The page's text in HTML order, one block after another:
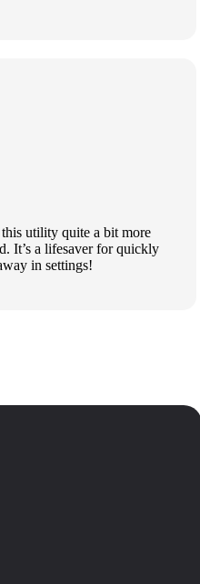
utility quite a bit more
It’s a lifesaver for quickly
in settings!